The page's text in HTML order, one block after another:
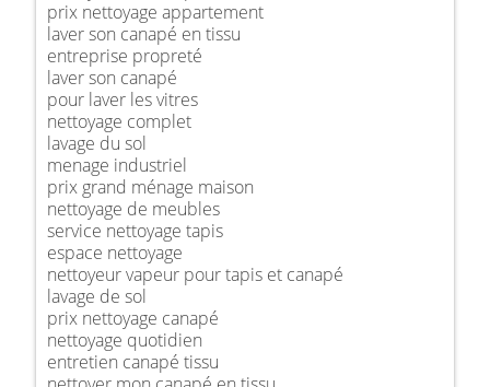
prix nettoyage appartement
laver son canapé en tissu
entreprise propreté
laver son canapé
pour laver les vitres
nettoyage complet
lavage du sol
menage industriel
prix grand ménage maison
nettoyage de meubles
service nettoyage tapis
espace nettoyage
nettoyeur vapeur pour tapis et canapé
lavage de sol
prix nettoyage canapé
nettoyage quotidien
entretien canapé tissu